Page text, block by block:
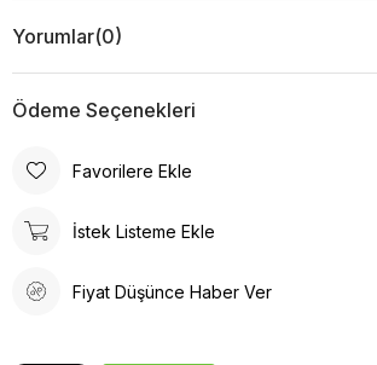
Yorumlar(0)
Ödeme Seçenekleri
Favorilere Ekle
İstek Listeme Ekle
Fiyat Düşünce Haber Ver